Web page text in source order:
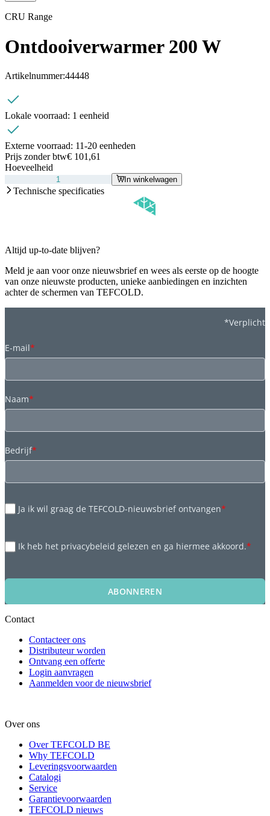
CRU Range
Ontdooiverwarmer 200 W
Artikelnummer:44448
Lokale voorraad: 1 eenheid
Externe voorraad: 11-20 eenheden
Prijs zonder btw€ 101,61
Hoeveelheid
In winkelwagen
Technische specificaties
Altijd up-to-date blijven?
Meld je aan voor onze nieuwsbrief en wees als eerste op de hoogte
van onze nieuwste producten, unieke aanbiedingen en inzichten
achter de schermen van TEFCOLD.
*Verplicht
E-mail*
Naam*
Bedrijf*
Ja ik wil graag de TEFCOLD-nieuwsbrief ontvangen*
Ik heb het privacybeleid gelezen en ga hiermee akkoord.*
ABONNEREN
Contact
Contacteer ons
Distributeur worden
Ontvang een offerte
Login aanvragen
Aanmelden voor de nieuwsbrief
Over ons
Over TEFCOLD BE
Why TEFCOLD
Leveringsvoorwaarden
Catalogi
Service
Garantievoorwaarden
TEFCOLD nieuws